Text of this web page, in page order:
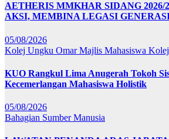
AETHERIS MMKHAR SIDANG 2026/
AKSI, MEMBINA LEGASI
05/08/2026
Kolej Ungku OmarMajlis Mahasiswa Kolej
KUO Rangkul Lima Anugerah Tokoh
Kecemerlangan Mahasiswa Holistik
05/08/2026
Bahagian Sumber Manusia